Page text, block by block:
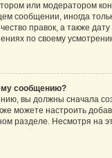
или модератором
сообщении, иногда
правок, а также
по своему
сообщению?
вы должны сначала
можете настроить
разделе. Несмотря на